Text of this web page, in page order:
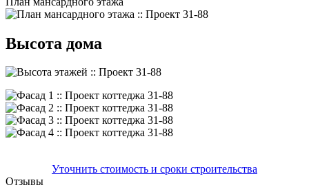
Высота дома
Уточнить стоимость и сроки строительства
Отзывы